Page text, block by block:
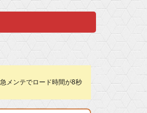
メンテでロード時間が8秒